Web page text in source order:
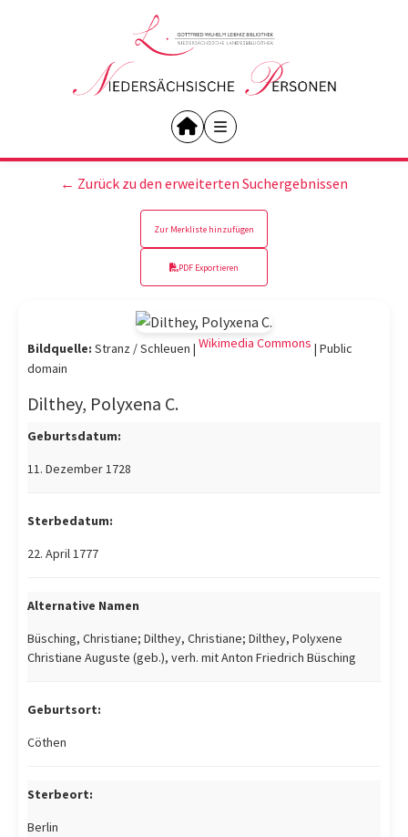
← Zurück zu den erweiterten Suchergebnissen
Zur Merkliste hinzufügen
PDF Exportieren
Dilthey, Polyxena C.
Geburtsdatum:
11. Dezember 1728
Sterbedatum:
22. April 1777
Alternative Namen
Büsching, Christiane; Dilthey, Christiane; Dilthey, Polyxene
Christiane Auguste (geb.), verh. mit Anton Friedrich Büsching
Geburtsort:
Cöthen
Sterbeort:
Berlin
Bildquelle: Stranz / Schleuen | Wikimedia Commons | Public
domain